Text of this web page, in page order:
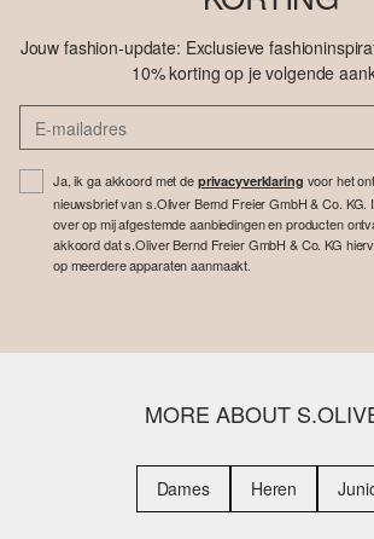
Jouw fashion-update: Exclusieve
10% korting op je volgende
Ja, ik ga akkoord met de privacyverklaring voor het
nieuwsbrief van s.Oliver Bernd Freier GmbH & Co. KG.
over op mij afgestemde aanbiedingen en producten
akkoord dat s.Oliver Bernd Freier GmbH & Co. KG
op meerdere apparaten aanmaakt.
MORE ABOUT
Dames Heren